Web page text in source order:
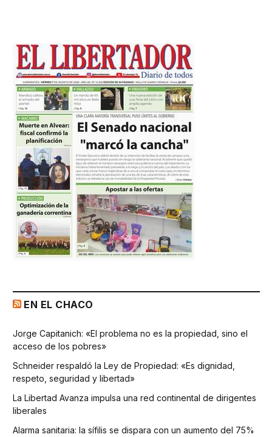
EN EL CHACO
Jorge Capitanich: «El problema no es la propiedad, sino el
acceso de los pobres»
Schneider respaldó la Ley de Propiedad: «Es dignidad,
respeto, seguridad y libertad»
La Libertad Avanza impulsa una red continental de dirigentes
liberales
Alarma sanitaria: la sífilis se dispara con un aumento del 75%